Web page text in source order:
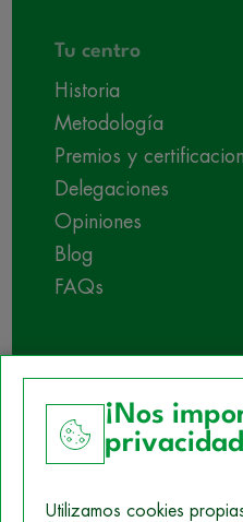
Tu centro
Historia
Metodología
Premios y
Delegaciones
Opiniones
Blog
FAQs
Empleabilidad
Observatorio de
Empresas
¡Nos
Utilizamos cookies